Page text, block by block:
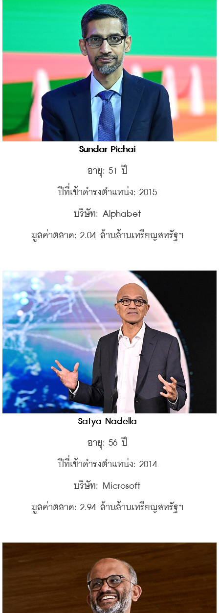
Sundar Pichai
อายุ: 51 ปี
ปีที่เข้าดำรงตำแหน่ง: 2015
บริษัท: Alphabet
มูลค่าตลาด: 2.04 ล้านล้านเหรียญสหรัฐฯ
Satya Nadella
อายุ: 56 ปี
ปีที่เข้าดำรงตำแหน่ง: 2014
บริษัท: Microsoft
มูลค่าตลาด: 2.94 ล้านล้านเหรียญสหรัฐฯ